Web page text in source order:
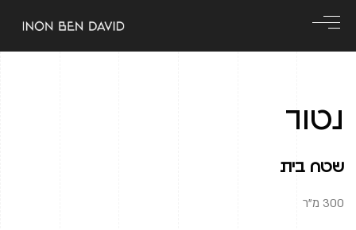
נטור
שטח בית
300 מ"ר